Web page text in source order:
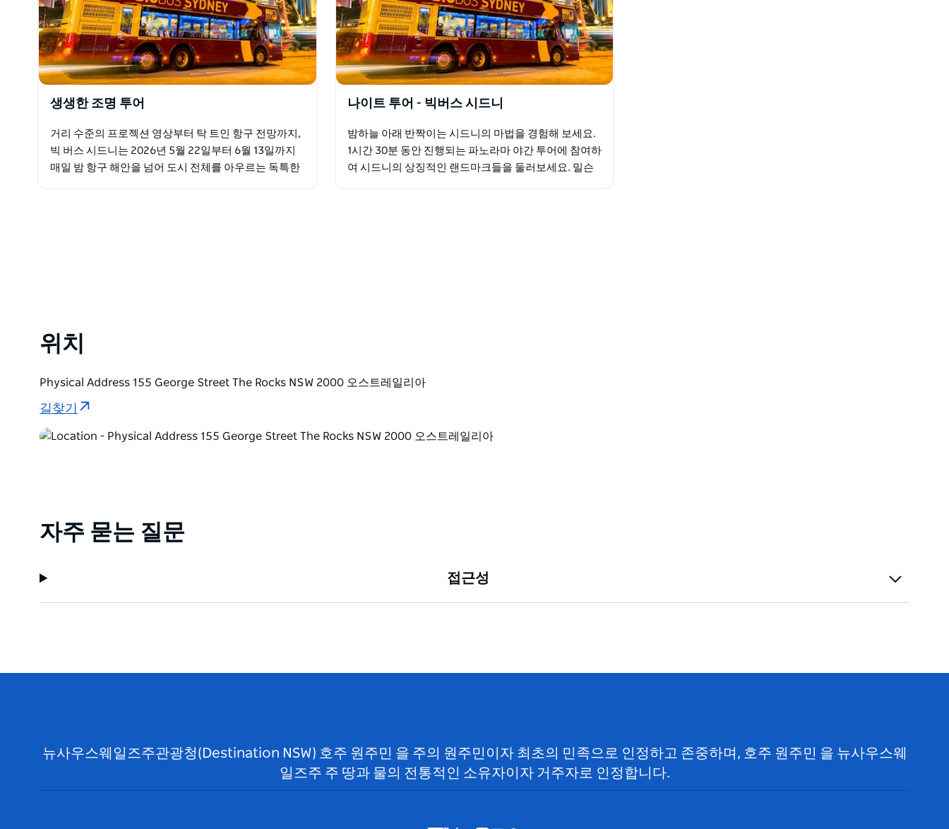
생생한 조명 투어
거리 수준의 프로젝션 영상부터 탁 트인 항구 전망까지,
빅 버스 시드니는 2026년 5월 22일부터 6월 13일까지
매일 밤 항구 해안을 넘어 도시 전체를 아우르는 독특한
나이트 투어 - 빅버스 시드니
밤하늘 아래 반짝이는 시드니의 마법을 경험해 보세요.
1시간 30분 동안 진행되는 파노라마 야간 투어에 참여하
여 시드니의 상징적인 랜드마크들을 둘러보세요. 밀슨
위치
Physical Address 155 George Street The Rocks NSW 2000 오스트레일리아
길찾기
자주 묻는 질문
접근성
뉴사우스웨일즈주관광청(Destination NSW) 호주 원주민 을 주의 원주민이자 최초의 민족으로 인정하고 존중하며, 호주 원주민 을 뉴사우스웨
일즈주 주 땅과 물의 전통적인 소유자이자 거주자로 인정합니다.